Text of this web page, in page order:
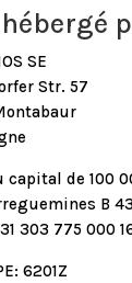
SE
Str. 57
capital de 100
B
303 775 000
6201Z